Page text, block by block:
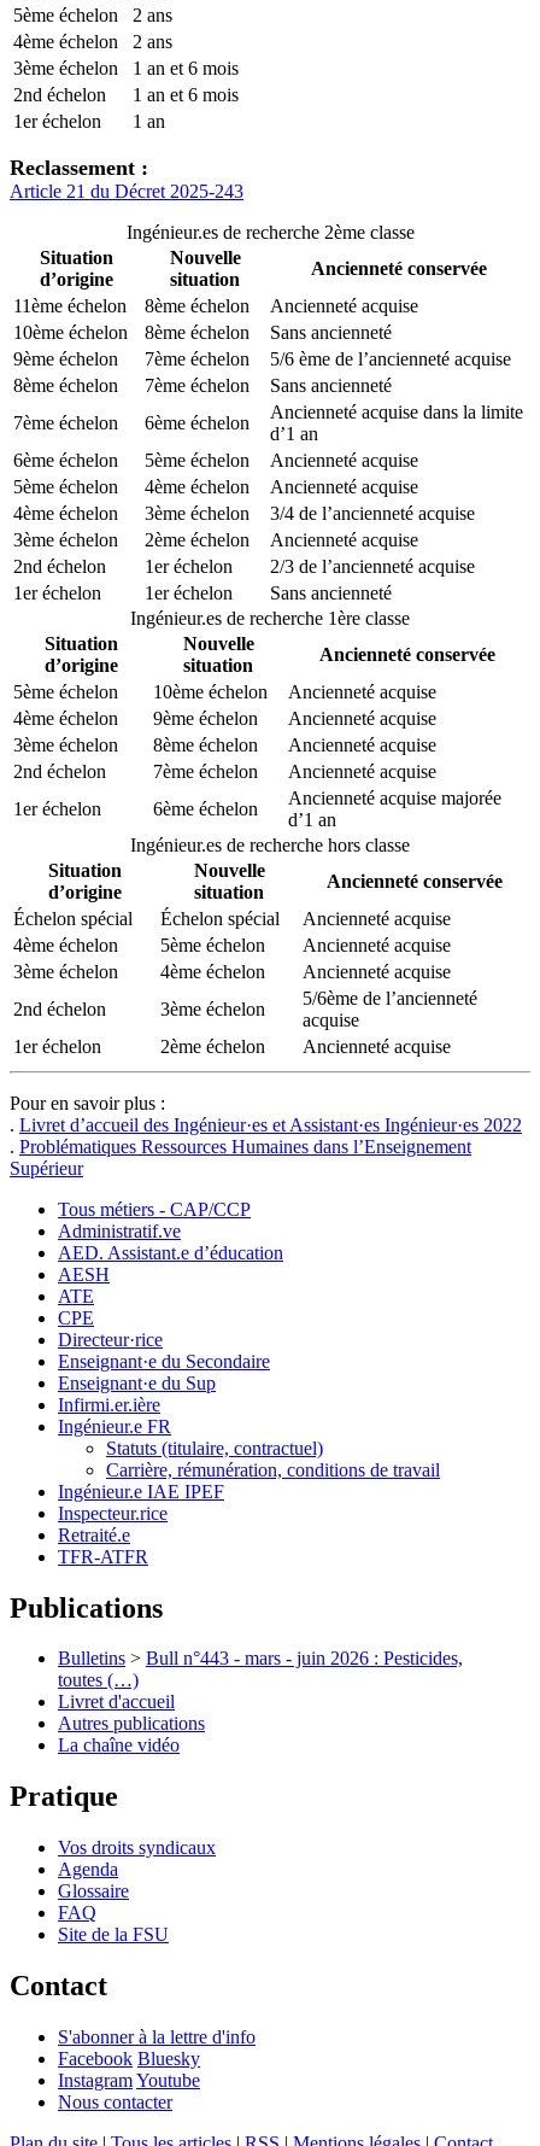
5ème échelon
2 ans
4ème échelon
2 ans
3ème échelon
1 an et 6 mois
2nd échelon
1 an et 6 mois
1er échelon
1 an
Reclassement :
Article 21 du Décret 2025-243
Ingénieur.es de recherche 2ème classe
Situation
d’origine
Nouvelle
situation
Ancienneté conservée
11ème échelon
8ème échelon
Ancienneté acquise
10ème échelon
8ème échelon
Sans ancienneté
9ème échelon
7ème échelon
5/6 ème de l’ancienneté acquise
8ème échelon
7ème échelon
Sans ancienneté
7ème échelon
6ème échelon
Ancienneté acquise dans la limite
d’1 an
6ème échelon
5ème échelon
Ancienneté acquise
5ème échelon
4ème échelon
Ancienneté acquise
4ème échelon
3ème échelon
3/4 de l’ancienneté acquise
3ème échelon
2ème échelon
Ancienneté acquise
2nd échelon
1er échelon
2/3 de l’ancienneté acquise
1er échelon
1er échelon
Sans ancienneté
Ingénieur.es de recherche 1ère classe
Situation
d’origine
Nouvelle
situation
Ancienneté conservée
5ème échelon
10ème échelon
Ancienneté acquise
4ème échelon
9ème échelon
Ancienneté acquise
3ème échelon
8ème échelon
Ancienneté acquise
2nd échelon
7ème échelon
Ancienneté acquise
1er échelon
6ème échelon
Ancienneté acquise majorée
d’1 an
Ingénieur.es de recherche hors classe
Situation
d’origine
Nouvelle
situation
Ancienneté conservée
Échelon spécial
Échelon spécial
Ancienneté acquise
4ème échelon
5ème échelon
Ancienneté acquise
3ème échelon
4ème échelon
Ancienneté acquise
2nd échelon
3ème échelon
5/6ème de l’ancienneté
acquise
1er échelon
2ème échelon Ancienneté acquise
Pour en savoir plus :
. Livret d’accueil des Ingénieur·es et Assistant·es Ingénieur·es 2022
. Problématiques Ressources Humaines dans l’Enseignement
Supérieur
Tous métiers - CAP/CCP
Administratif.ve
AED. Assistant.e d’éducation
AESH
ATE
CPE
Directeur·rice
Enseignant·e du Secondaire
Enseignant·e du Sup
Infirmi.er.ière
Ingénieur.e FR
Statuts (titulaire, contractuel)
Carrière, rémunération, conditions de travail
Ingénieur.e IAE IPEF
Inspecteur.rice
Retraité.e
TFR-ATFR
Publications
Bulletins > Bull n°443 - mars - juin 2026 : Pesticides,
toutes (…)
Livret d'accueil
Autres publications
La chaîne vidéo
Pratique
Vos droits syndicaux
Agenda
Glossaire
FAQ
Site de la FSU
Contact
S'abonner à la lettre d'info
Facebook Bluesky
InstagramYoutube
Nous contacter